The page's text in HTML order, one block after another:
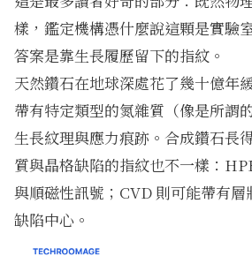
樣，鑑定機構憑什麼說這顆是實驗
答案是靠生長履歷留下的指紋。
天然鑽石在地球深處花了幾十億年
帶有特定類型的氮雜質（像是所謂
生長紋理與應力痕跡。合成鑽石長
質與晶格缺陷的指紋也不一樣：
與順磁性訊號；CVD 則可能帶有
缺陷中心。